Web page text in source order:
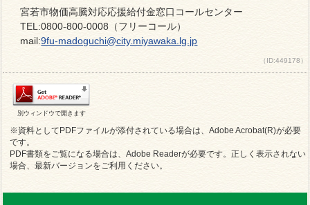
宮若市物価高騰対応応援給付金窓口コールセンター
TEL:0800-800-0008（フリーコール）
mail:9fu-madoguchi@city.miyawaka.lg.jp
（ID:449178）
別ウィンドウで開きます
※資料としてPDFファイルが添付されている場合は、Adobe Acrobat(R)が必要
です。
PDF書類をご覧になる場合は、Adobe Readerが必要です。正しく表示されない
場合、最新バージョンをご利用ください。